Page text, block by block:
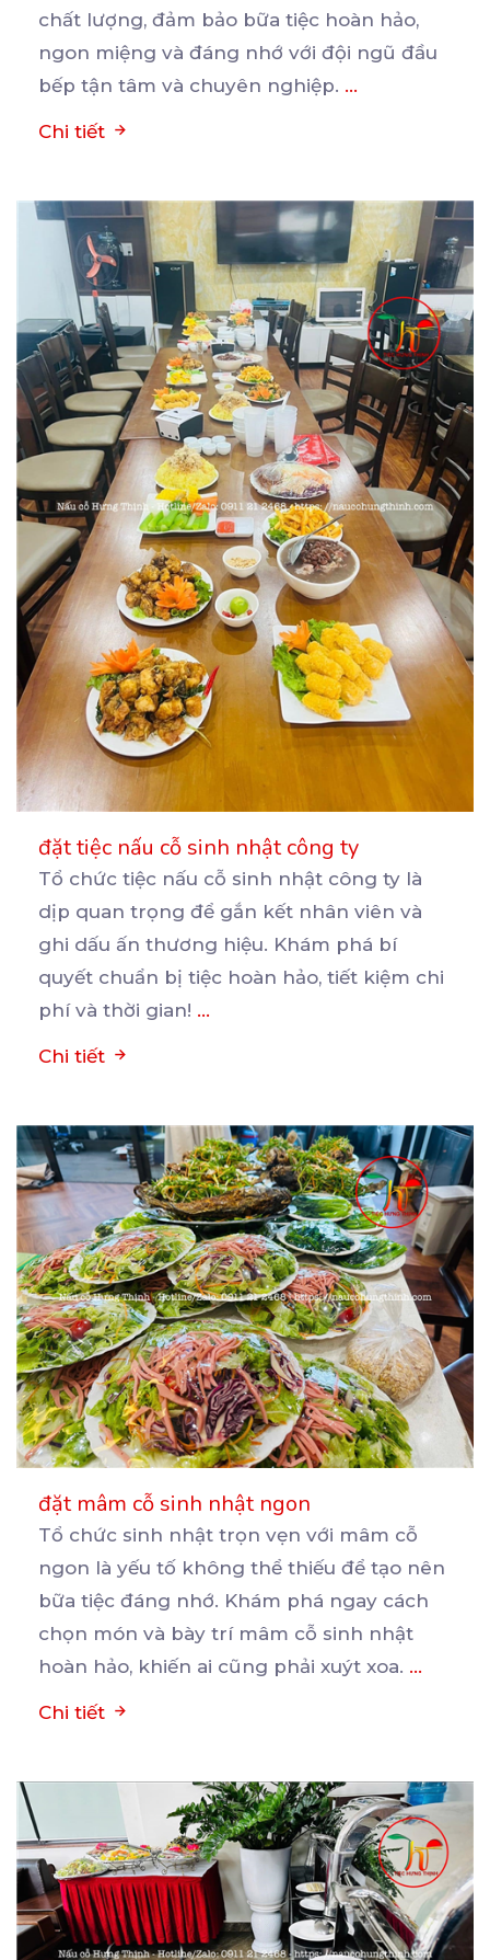
chất lượng, đảm bảo bữa tiệc hoàn hảo,
ngon miệng và đáng nhớ với đội ngũ đầu
bếp tận tâm và chuyên nghiệp. ...
Chi tiết
đặt tiệc nấu cỗ sinh nhật công ty
Tổ chức tiệc nấu cỗ sinh nhật công ty là
dịp quan trọng để gắn kết nhân viên và
ghi dấu ấn thương hiệu. Khám phá bí
quyết chuẩn bị tiệc hoàn hảo, tiết kiệm chi
phí và thời gian! ...
Chi tiết
đặt mâm cỗ sinh nhật ngon
Tổ chức sinh nhật trọn vẹn với mâm cỗ
ngon là yếu tố không thể thiếu để tạo nên
bữa tiệc đáng nhớ. Khám phá ngay cách
chọn món và bày trí mâm cỗ sinh nhật
hoàn hảo, khiến ai cũng phải xuýt xoa. ...
Chi tiết